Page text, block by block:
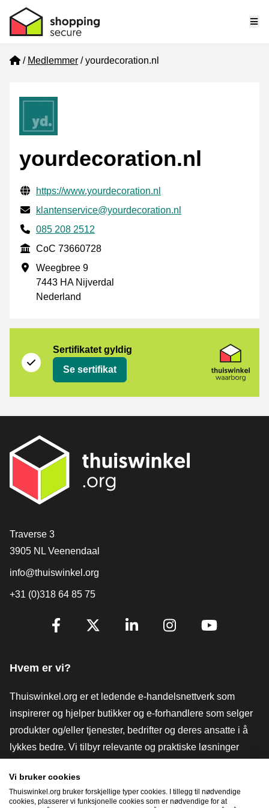
Home
Medlemmer yourdecoration.nl
yourdecoration.nl
Verifisert kontaktinformasjon
Website URL
https://www.yourdecoration.nl
E-post
klantenservice@yourdecoration.nl
Phone number
085 208 2512
CoC
CoC 73660728
Forretningsadresse
Weegbree 9
7443 HA Nijverdal
Nederland
Sertifikatet gyldig
Se sertifikat
[_General:Contact]
Traverse 3
3905 NL Veenendaal
info@thuiswinkel.org
+31 (0)318 64 85 75
[_General:SocialMediaTitle]
Hvem er vi?
Thuiswinkel.org er et ledende e-handelsnettverk som
inspirerer og hjelper butikker og e-forhandlere som selger
produkter og/eller tjenester, bedrifter og deres ansatte i å
lykkes bedre. Vi tilbyr relevante og praktiske løsninger
verktøy og råd, advokatvirksomhet, markedsundersøkelser,
og har vår egen utdanningsplattform, Thuiswinkel e-
Vi bruker cookies
Thuiswinkel.org bruker forskjellige typer cookies. I tillegg til nødvendige
cookies, plasserer vi funksjonelle cookies som er nødvendige for at